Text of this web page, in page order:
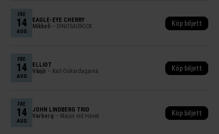
FRE
14
AUG
EAGLE-EYE CHERRY
Mikkeli – DINOSAUROCK Köp biljett
FRE
14
AUG
ELLIOT
Växjö – Karl-Oskardagarna Köp biljett
FRE
14
AUG
JOHN LINDBERG TRIO
Varberg – Majas vid Havet Köp biljett